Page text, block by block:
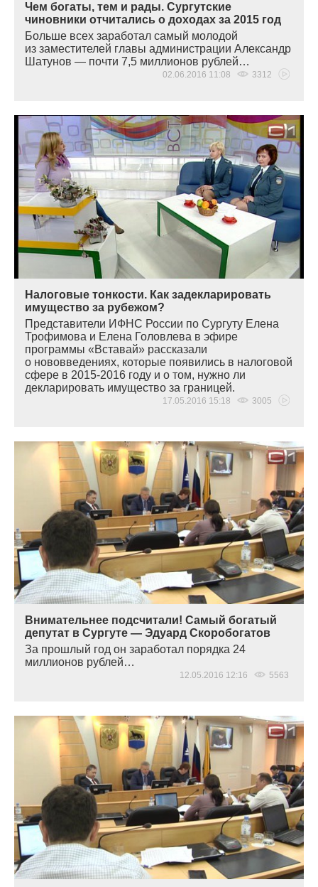
Чем богаты, тем и рады. Сургутские
чиновники отчитались о доходах за 2015 год
Больше всех заработал самый молодой
из заместителей главы администрации Александр
Шатунов — почти 7,5 миллионов рублей…
02.06.2016 11:08 3312
Налоговые тонкости. Как задекларировать
имущество за рубежом?
Представители ИФНС России по Сургуту Елена
Трофимова и Елена Головлева в эфире
программы «Вставай» рассказали
о нововведениях, которые появились в налоговой
сфере в 2015-2016 году и о том, нужно ли
декларировать имущество за границей.
17.05.2016 15:18 3005
Внимательнее подсчитали! Самый богатый
депутат в Сургуте — Эдуард Скоробогатов
За прошлый год он заработал порядка 24
миллионов рублей…
12.05.2016 12:16 5563